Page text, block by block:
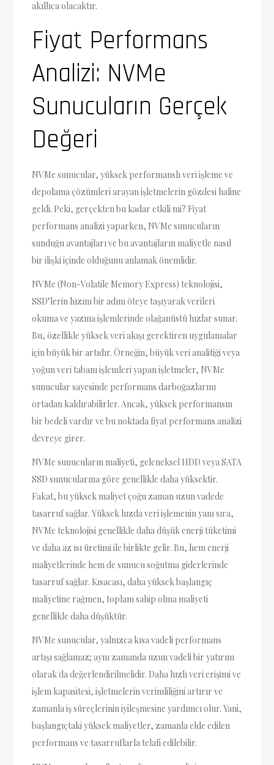
akıllıca olacaktır.
Fiyat Performans
Analizi: NVMe
Sunucuların Gerçek
Değeri
NVMe sunucular, yüksek performanslı veri işleme ve
depolama çözümleri arayan işletmelerin gözdesi haline
geldi. Peki, gerçekten bu kadar etkili mi? Fiyat
performans analizi yaparken, NVMe sunucuların
sunduğu avantajları ve bu avantajların maliyetle nasıl
bir ilişki içinde olduğunu anlamak önemlidir.
NVMe (Non-Volatile Memory Express) teknolojisi,
SSD’lerin hızını bir adım öteye taşıyarak verileri
okuma ve yazma işlemlerinde olağanüstü hızlar sunar.
Bu, özellikle yüksek veri akışı gerektiren uygulamalar
için büyük bir artıdır. Örneğin, büyük veri analitiği veya
yoğun veri tabanı işlemleri yapan işletmeler, NVMe
sunucular sayesinde performans darboğazlarını
ortadan kaldırabilirler. Ancak, yüksek performansın
bir bedeli vardır ve bu noktada fiyat performans analizi
devreye girer.
NVMe sunucuların maliyeti, geleneksel HDD veya SATA
SSD sunucularına göre genellikle daha yüksektir.
Fakat, bu yüksek maliyet çoğu zaman uzun vadede
tasarruf sağlar. Yüksek hızda veri işlemenin yanı sıra,
NVMe teknolojisi genellikle daha düşük enerji tüketimi
ve daha az ısı üretimi ile birlikte gelir. Bu, hem enerji
maliyetlerinde hem de sunucu soğutma giderlerinde
tasarruf sağlar. Kısacası, daha yüksek başlangıç
maliyetine rağmen, toplam sahip olma maliyeti
genellikle daha düşüktür.
NVMe sunucular, yalnızca kısa vadeli performans
artışı sağlamaz; aynı zamanda uzun vadeli bir yatırım
olarak da değerlendirilmelidir. Daha hızlı veri erişimi ve
işlem kapasitesi, işletmelerin verimliliğini artırır ve
zamanla iş süreçlerinin iyileşmesine yardımcı olur. Yani,
başlangıçtaki yüksek maliyetler, zamanla elde edilen
performans ve tasarruflarla telafi edilebilir.